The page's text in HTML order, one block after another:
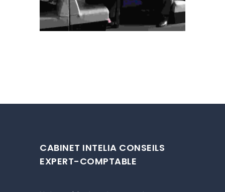
CABINET INTELIA CONSEILS
EXPERT-COMPTABLE